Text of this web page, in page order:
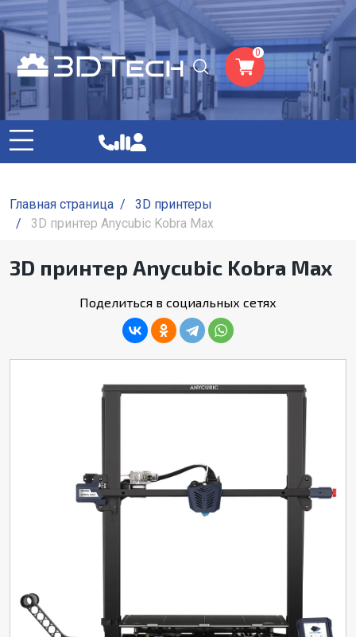
0
Главная страница /
3D принтеры
/
3D принтер Anycubic Kobra Max
3D принтер Anycubic Kobra Max
Поделиться в социальных сетях